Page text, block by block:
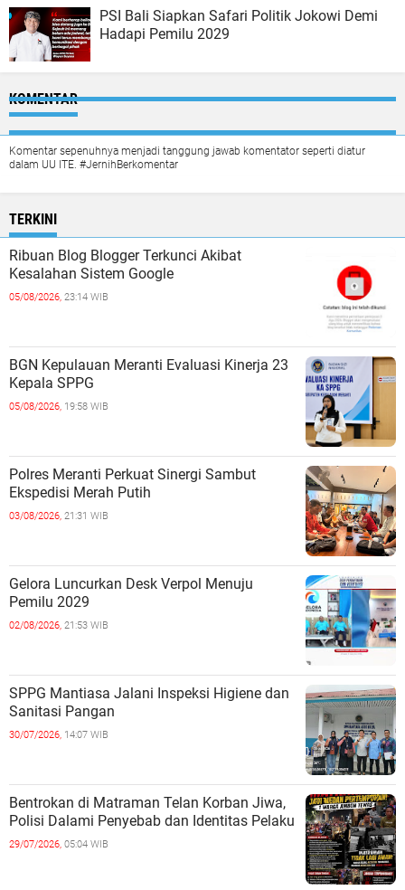
PSI Bali Siapkan Safari Politik Jokowi Demi
Hadapi Pemilu 2029
KOMENTAR
Komentar sepenuhnya menjadi tanggung jawab komentator seperti diatur
dalam UU ITE. #JernihBerkomentar
TERKINI
Ribuan Blog Blogger Terkunci Akibat
Kesalahan Sistem Google
05/08/2026, 23:14 WIB
BGN Kepulauan Meranti Evaluasi Kinerja 23
Kepala SPPG
05/08/2026, 19:58 WIB
Polres Meranti Perkuat Sinergi Sambut
Ekspedisi Merah Putih
03/08/2026, 21:31 WIB
Gelora Luncurkan Desk Verpol Menuju
Pemilu 2029
02/08/2026, 21:53 WIB
SPPG Mantiasa Jalani Inspeksi Higiene dan
Sanitasi Pangan
30/07/2026, 14:07 WIB
Bentrokan di Matraman Telan Korban Jiwa,
Polisi Dalami Penyebab dan Identitas Pelaku
29/07/2026, 05:04 WIB